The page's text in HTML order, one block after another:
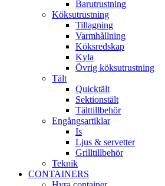
Barutrustning
Köksutrustning
Tillagning
Varmhållning
Köksredskap
Kyla
Övrig köksutrustning
Tält
Quicktält
Sektionstält
Tälttillbehör
Engångsartiklar
Is
Ljus & servetter
Grilltillbehör
Teknik
CONTAINERS